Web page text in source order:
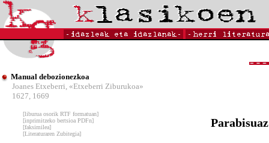
Manual debozionezkoa
Joanes Etxeberri, «Etxeberri Ziburukoa»
1627, 1669
[liburua osorik RTF formatuan]
[inprimitzeko bertsioa PDFn]
[faksimilea]
[Literaturaren Zubitegia]
Parabisuaz